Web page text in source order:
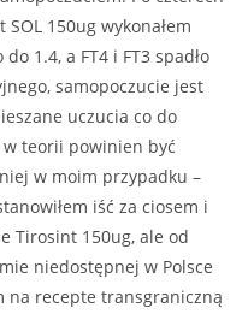
150ug wykonałem
1.4, a FT4 i FT3 spadło
samopoczucie jest
uczucia co do
teorii powinien być
w moim przypadku –
iść za ciosem i
Tirosint 150ug, ale od
niedostępnej w Polsce
na recepte transgraniczną